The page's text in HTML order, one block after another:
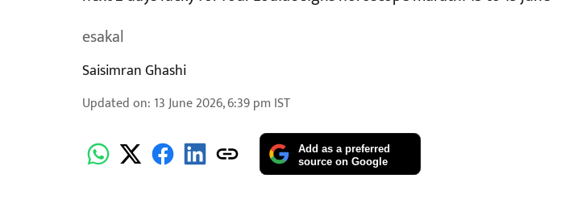
esakal
Saisimran Ghashi
Updated on: 13 June 2026, 6:39 pm IST
Add as a preferred
source on Google